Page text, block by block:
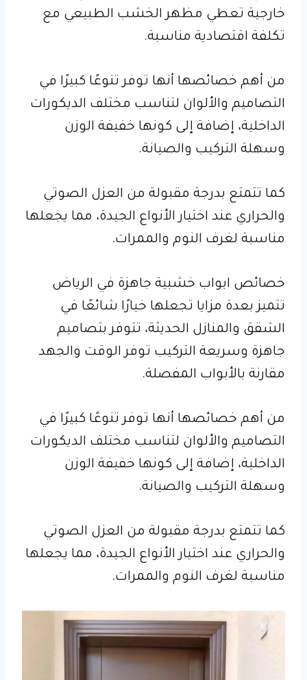
خارجية تعطي مظهر الخشب الطبيعي مع
تكلفة اقتصادية مناسبة.
من أهم خصائصها أنها توفر تنوعًا كبيرًا في
التصاميم والألوان لتناسب مختلف الديكورات
الداخلية، إضافة إلى كونها خفيفة الوزن
وسهلة التركيب والصيانة.
كما تتمتع بدرجة مقبولة من العزل الصوتي
والحراري عند اختيار الأنواع الجيدة، مما يجعلها
مناسبة لغرف النوم والممرات.
خصائص ابواب خشبية جاهزة في الرياض
تتميز بعدة مزايا تجعلها خيارًا شائعًا في
الشقق والمنازل الحديثة، تتوفر بتصاميم
جاهزة وسريعة التركيب توفر الوقت والجهد
مقارنة بالأبواب المفصلة.
من أهم خصائصها أنها توفر تنوعًا كبيرًا في
التصاميم والألوان لتناسب مختلف الديكورات
الداخلية، إضافة إلى كونها خفيفة الوزن
وسهلة التركيب والصيانة.
كما تتمتع بدرجة مقبولة من العزل الصوتي
والحراري عند اختيار الأنواع الجيدة، مما يجعلها
مناسبة لغرف النوم والممرات.